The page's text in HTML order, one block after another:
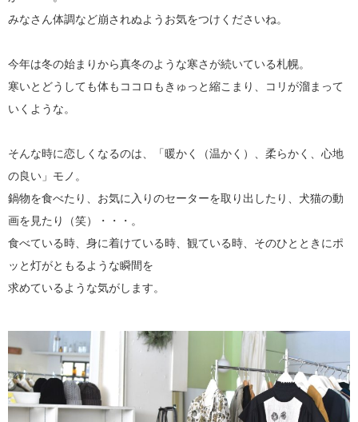
みなさん体調など崩されぬようお気をつけくださいね。
今年は冬の始まりから真冬のような寒さが続いている札幌。
寒いとどうしても体もココロもきゅっと縮こまり、コリが溜まって
いくような。
そんな時に恋しくなるのは、「暖かく（温かく）、柔らかく、心地
の良い」モノ。
鍋物を食べたり、お気に入りのセーターを取り出したり、犬猫の動
画を見たり（笑）・・・。
食べている時、身に着けている時、観ている時、そのひとときにポ
ッと灯がともるような瞬間を
求めているような気がします。